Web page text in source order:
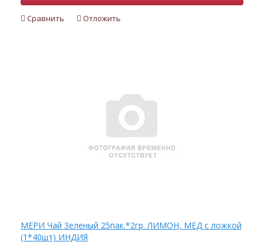
Сравнить Отложить
МЕРИ Чай Зеленый 25пак.*2гр. ЛИМОН, МЕД с ложкой
(1*40шт) ИНДИЯ